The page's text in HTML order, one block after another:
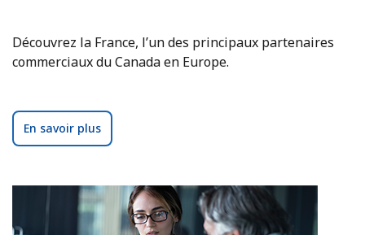
Découvrez la France, l’un des principaux partenaires
commerciaux du Canada en Europe.
En savoir plus